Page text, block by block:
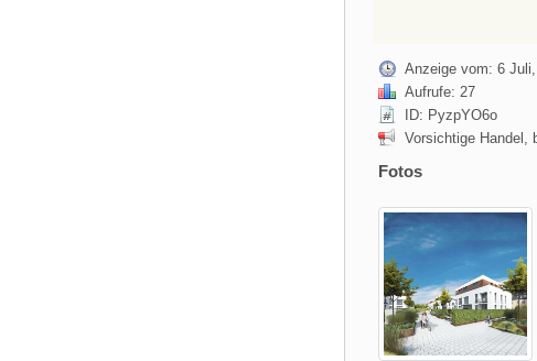
Anzeige vom: 6
Aufrufe: 27
ID: PyzpYO6o
Vorsichtige Handel,
Fotos